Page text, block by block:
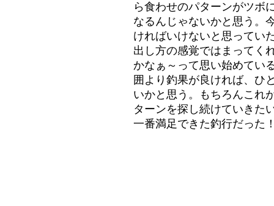
ら食わせのパターンがツボ
なるんじゃないかと思う。
ければいけないと思ってい
出し方の感覚ではまってく
かなぁ～って思い始めてい
囲より釣果が良ければ、ひ
いかと思う。もちろんこれ
ターンを探し続けていきた
一番満足できた釣行だった